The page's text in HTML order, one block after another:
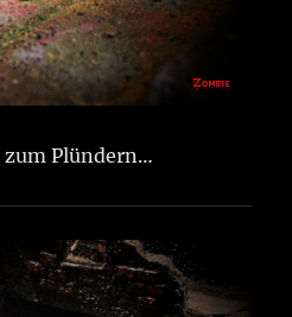
zum Plündern…